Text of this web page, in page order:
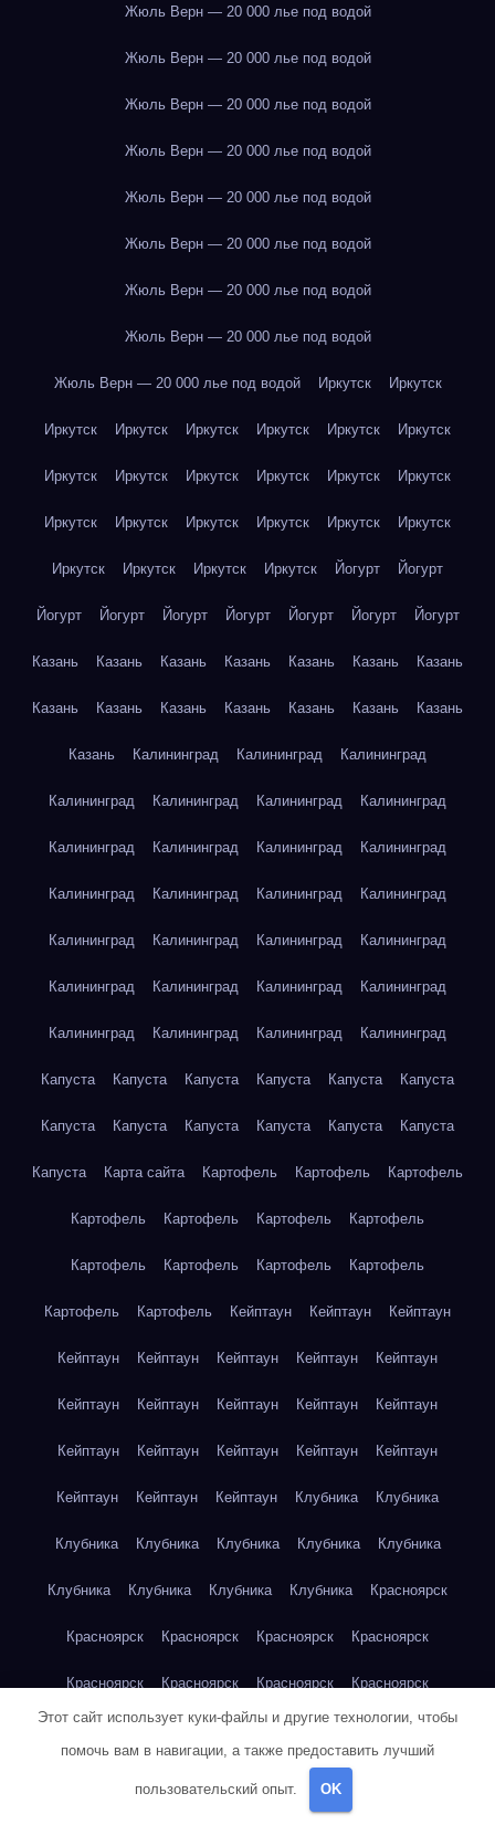
Жюль Верн — 20 000 лье под водой
Жюль Верн — 20 000 лье под водой
Жюль Верн — 20 000 лье под водой
Жюль Верн — 20 000 лье под водой
Жюль Верн — 20 000 лье под водой
Жюль Верн — 20 000 лье под водой
Жюль Верн — 20 000 лье под водой
Жюль Верн — 20 000 лье под водой
Жюль Верн — 20 000 лье под водой Иркутск Иркутск
Иркутск Иркутск Иркутск Иркутск Иркутск Иркутск
Иркутск Иркутск Иркутск Иркутск Иркутск Иркутск
Иркутск Иркутск Иркутск Иркутск Иркутск Иркутск
Иркутск Иркутск Иркутск Иркутск Йогурт Йогурт
Йогурт Йогурт Йогурт Йогурт Йогурт Йогурт Йогурт
Казань Казань Казань Казань Казань Казань Казань
Казань Казань Казань Казань Казань Казань Казань
Казань Калининград Калининград Калининград
Калининград Калининград Калининград Калининград
Калининград Калининград Калининград Калининград
Калининград Калининград Калининград Калининград
Калининград Калининград Калининград Калининград
Калининград Калининград Калининград Калининград
Калининград Калининград Калининград Калининград
Капуста Капуста Капуста Капуста Капуста Капуста
Капуста Капуста Капуста Капуста Капуста Капуста
Капуста Карта сайта Картофель Картофель Картофель
Картофель Картофель Картофель Картофель
Картофель Картофель Картофель Картофель
Картофель Картофель Кейптаун Кейптаун Кейптаун
Кейптаун Кейптаун Кейптаун Кейптаун Кейптаун
Кейптаун Кейптаун Кейптаун Кейптаун Кейптаун
Кейптаун Кейптаун Кейптаун Кейптаун Кейптаун
Кейптаун Кейптаун Кейптаун Клубника Клубника
Клубника Клубника Клубника Клубника Клубника
Клубника Клубника Клубника Клубника Красноярск
Красноярск Красноярск Красноярск Красноярск
Красноярск Красноярск Красноярск Красноярск
Красноярск Красноярск Красноярск
Кукуруза
Этот сайт использует куки-файлы и другие технологии, чтобы
помочь вам в навигации, а также предоставить лучший
пользовательский опыт. OK